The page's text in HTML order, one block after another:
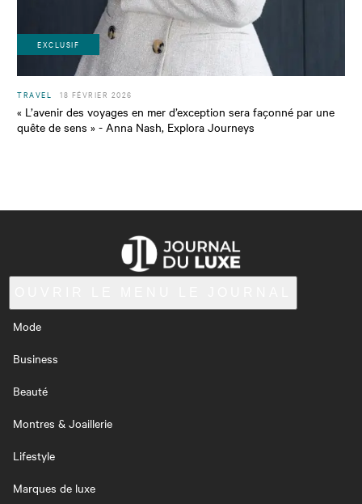
EXCLUSIF
TRAVEL 18 FÉVRIER 2026
« L’avenir des voyages en mer d’exception sera façonné par une
quête de sens » - Anna Nash, Explora Journeys
Mode
Business
Beauté
Montres & Joaillerie
Lifestyle
Marques de luxe